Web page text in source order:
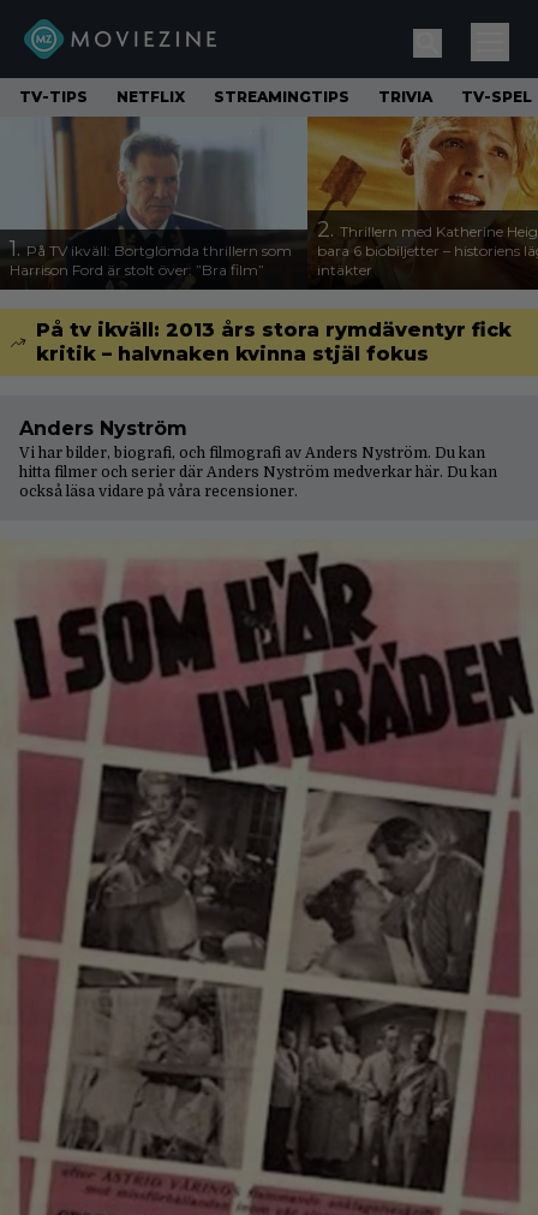
TV-TIPS NETFLIX STREAMINGTIPS TRIVIA TV-SPEL
1. På TV ikväll: Bortglömda thrillern som
Harrison Ford är stolt över: ”Bra film”
2. Thrillern med Katherine
bara 6 biobiljetter – historiens
intäkter
På tv ikväll: 2013 års stora rymdäventyr fick
kritik – halvnaken kvinna stjäl fokus
Anders Nyström
Vi har bilder, biografi, och filmografi av Anders Nyström. Du kan
hitta filmer och serier där Anders Nyström medverkar här. Du kan
också läsa vidare på våra recensioner.